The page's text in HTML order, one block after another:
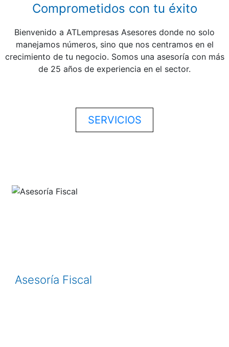
Comprometidos con tu éxito
Bienvenido a ATLempresas Asesores donde no solo
manejamos números, sino que nos centramos en el
crecimiento de tu negocio. Somos una asesoría con más
de 25 años de experiencia en el sector.
SERVICIOS
Asesoría Fiscal